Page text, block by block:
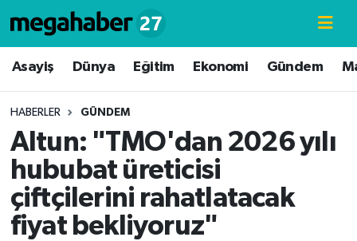
Asayiş Dünya Eğitim Ekonomi Gündem
HABERLER GÜNDEM
Altun: "TMO'dan 2026 yılı
hububat üreticisi
çiftçilerini rahatlatacak
fiyat bekliyoruz"
Hava Durumu
Süper Lig Puan Durumu ve Fikstür
Tüm Manşetler
Son Dakika Haberleri